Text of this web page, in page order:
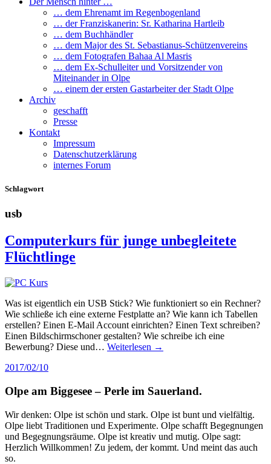
… dem Ehrenamt im Regenbogenland
… der Franziskanerin: Sr. Katharina Hartleib
… dem Buchhändler
… dem Major des St. Sebastianus-Schützenvereins
… dem Fotografen Bahaa Al Masris
… dem Ex-Schulleiter und Vorsitzender von
Miteinander in Olpe
… einem der ersten Gastarbeiter der Stadt Olpe
Archiv
geschafft
Presse
Kontakt
Impressum
Datenschutzerklärung
internes Forum
Schlagwort
usb
Computerkurs für junge unbegleitete
Flüchtlinge
Was ist eigentlich ein USB Stick? Wie funktioniert so ein Rechner?
Wie schließe ich eine externe Festplatte an? Wie kann ich Tabellen
erstellen? Einen E-Mail Account einrichten? Einen Text schreiben?
Einen Bildschirmschoner gestalten? Wie schreibe ich eine
Bewerbung? Diese und… Weiterlesen →
2017/02/10
Olpe am Biggesee – Perle im Sauerland.
Wir denken: Olpe ist schön und stark. Olpe ist bunt und vielfältig.
Olpe liebt Traditionen und Experimente. Olpe schafft Begegnungen
und Begegnungsräume. Olpe ist kreativ und mutig. Olpe sagt:
Herzlich Willkommen! Zu jedem, der kommt. Und meint das auch
so.